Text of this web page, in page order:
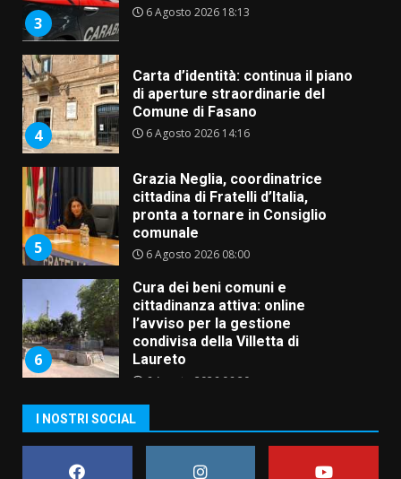
3
6 Agosto 2026 18:13
4
Carta d’identità: continua il piano
di aperture straordinarie del
Comune di Fasano
6 Agosto 2026 14:16
5
Grazia Neglia, coordinatrice
cittadina di Fratelli d’Italia,
pronta a tornare in Consiglio
comunale
6 Agosto 2026 08:00
6
Cura dei beni comuni e
cittadinanza attiva: online
l’avviso per la gestione
condivisa della Villetta di
Laureto
6 Agosto 2026 06:20
assoluta de “L’Albergo
Belvedere. Il rapimento”
6 Agosto 2026 06:15
I NOSTRI SOCIAL